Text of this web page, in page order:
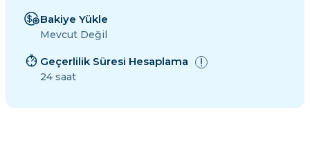
Bakiye Yükle
Mevcut Değil
Geçerlilik Süresi Hesaplama
24 saat